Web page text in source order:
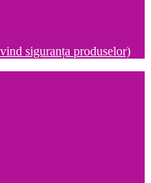
siguranța produselor)